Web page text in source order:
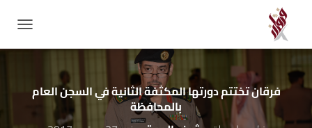
فرقان تختتم دورتها المكثفة الثانية في السجن العام
بالمحافظة